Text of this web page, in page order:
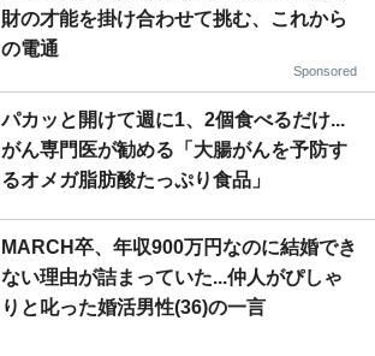
財の才能を掛け合わせて挑む、これから
の電通
Sponsored
パカッと開けて週に1、2個食べるだけ...
がん専門医が勧める「大腸がんを予防す
るオメガ脂肪酸たっぷり食品」
MARCH卒、年収900万円なのに結婚でき
ない理由が詰まっていた...仲人がぴしゃ
りと叱った婚活男性(36)の一言